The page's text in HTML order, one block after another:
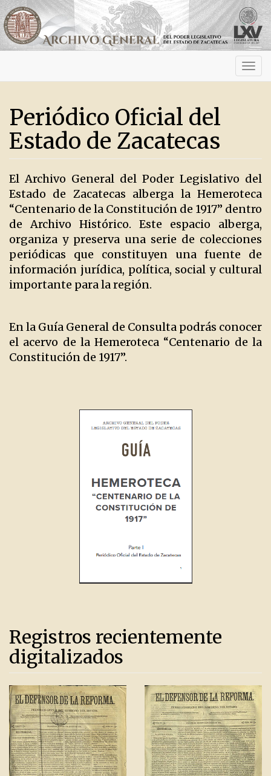
Periódico Oficial del
Estado de Zacatecas
El Archivo General del Poder Legislativo del
Estado de Zacatecas alberga la Hemeroteca
“Centenario de la Constitución de 1917” dentro
de Archivo Histórico. Este espacio alberga,
organiza y preserva una serie de colecciones
periódicas que constituyen una fuente de
información jurídica, política, social y cultural
importante para la región.
En la Guía General de Consulta podrás conocer
el acervo de la Hemeroteca “Centenario de la
Constitución de 1917”.
Registros recientemente
digitalizados